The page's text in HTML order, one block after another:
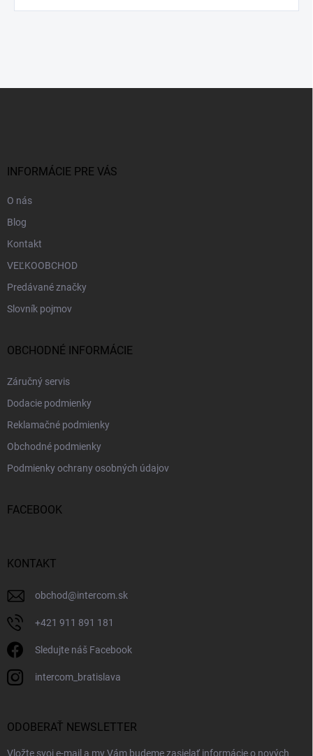
INFORMÁCIE PRE VÁS
O nás
Blog
Kontakt
VEĽKOOBCHOD
Predávané značky
Slovník pojmov
OBCHODNÉ INFORMÁCIE
Záručný servis
Dodacie podmienky
Reklamačné podmienky
Obchodné podmienky
Podmienky ochrany osobných údajov
FACEBOOK
KONTAKT
obchod@intercom.sk
+421 911 891 181
Sledujte náš Facebook
intercom_bratislava
ODOBERAŤ NEWSLETTER
Vložte svoj e-mail a my Vám budeme zasielať informácie o nových